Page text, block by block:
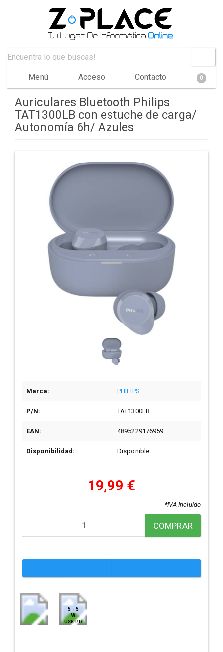
Menú Acceso Contacto 0
Auriculares Bluetooth Philips
TAT1300LB con estuche de carga/
Autonomía 6h/ Azules
Marca: PHILIPS
P/N: TAT1300LB
EAN: 4895229176959
Disponibilidad: Disponible
19,99 €
*IVA Incluido
COMPRAR
5 - 5
W
USB PD